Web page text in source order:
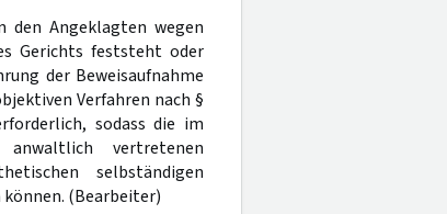
den Angeklagten wegen
Gerichts feststeht oder
der Beweisaufnahme
Verfahren nach §
sodass die im
anwaltlich vertretenen
selbständigen
(Bearbeiter)